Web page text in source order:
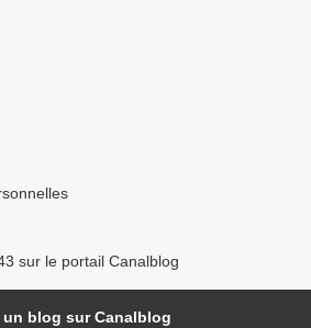
sur le portail Canalblog
un blog sur Canalblog